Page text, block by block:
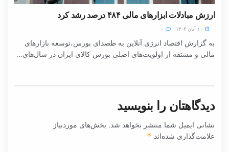
ارزش مبادلات ابزارهای مالی ۴۸۴ درصد رشد کرد
به گزارش اقتصاد انرژی آنلاین به ظصدای بورس،توسعه بازارهای
مالی و مشتقه از اولویت‌های اصلی بورس کالای ایران در سال‌های...
دیدگاهتان را بنویسید
نشانی ایمیل شما منتشر نخواهد شد. بخش‌های موردنیاز
علامت‌گذاری شده‌اند *